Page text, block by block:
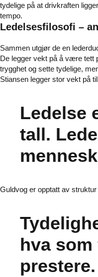
tydelige på at drivkraften
tempo.
Ledelsesfilosofi –
Sammen utgjør de en
De legger vekt på å være tett
trygghet og sette tydelige,
Stiansen legger stor vekt på
Ledelse
tall.
Guldvog er opptatt av
hva